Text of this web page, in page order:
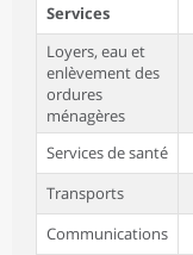
Services
Loyers, eau et
enlèvement des
ordures
ménagères
Services de santé
Transports
Communications